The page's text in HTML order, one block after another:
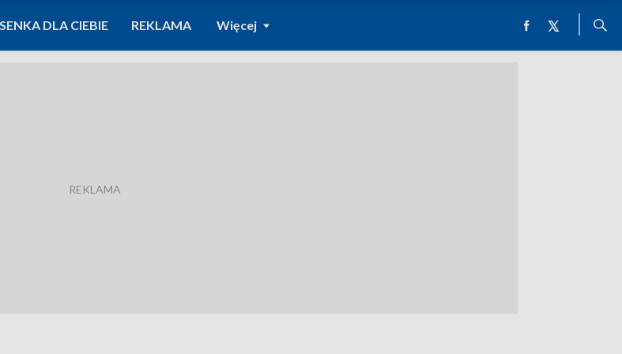
DLA CIEBIE REKLAMA Więcej